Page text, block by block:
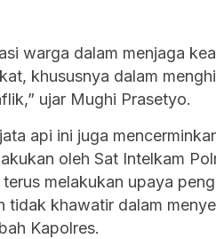
warga dalam menjaga
khususnya dalam
ujar Mughi Prasetyo.
api ini juga
oleh Sat Intelkam
melakukan upaya
tidak khawatir dalam
Kapolres.